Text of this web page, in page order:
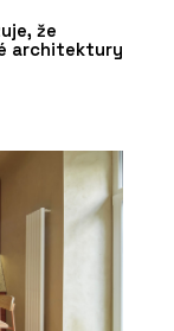
že
architektury